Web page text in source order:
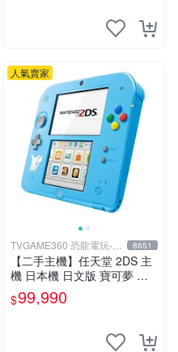
人氣賣家
TVGAME360 恐龍電玩-台
中店
8651
【二手主機】任天堂 2DS 主
機 日本機 日文版 寶可夢 皮
卡丘 限定主機 附贈充電器 裸
裝 螢幕嚴重刮傷不影響使用
$99,990